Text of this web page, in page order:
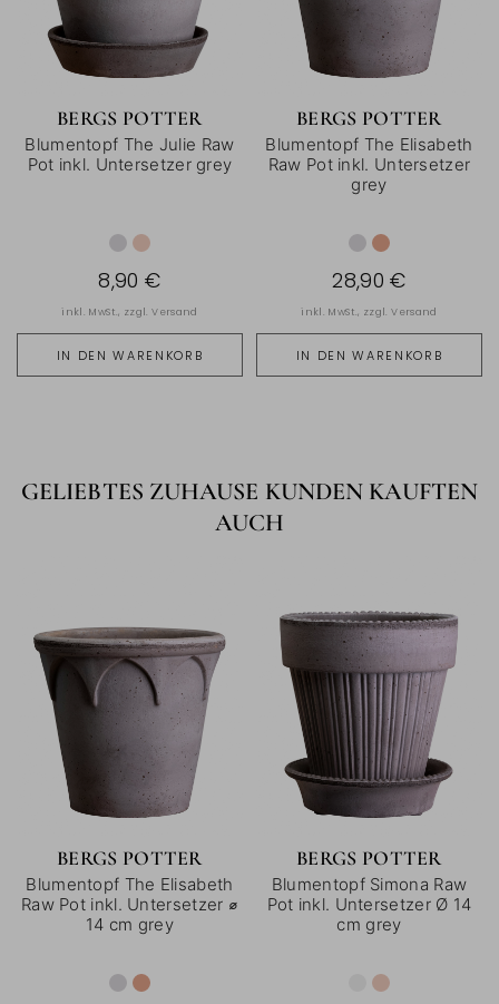
BERGS POTTER
Blumentopf The Julie Raw
Pot inkl. Untersetzer grey
IN DEN WARENKORB
8,90 €
inkl. MwSt., zzgl.Versand
BERGS POTTER
Blumentopf The Elisabeth
Raw Pot inkl. Untersetzer
grey
IN DEN WARENKORB
28,90 €
inkl. MwSt., zzgl.Versand
GELIEBTES ZUHAUSE KUNDEN KAUFTEN
AUCH
BERGS POTTER
Blumentopf The Elisabeth
Raw Pot inkl. Untersetzer ⌀
14 cm grey
BERGS POTTER
Blumentopf Simona Raw
Pot inkl. Untersetzer Ø 14
cm grey